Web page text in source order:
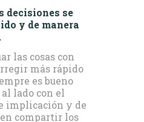
decisiones se
y de manera
las cosas con
más rápido
es bueno
lado con el
implicación y de
compartir los